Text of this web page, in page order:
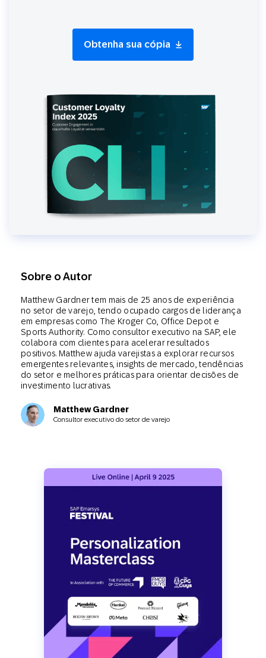
Obtenha sua cópia
Sobre o Autor
Matthew Gardner tem mais de 25 anos de experiência
no setor de varejo, tendo ocupado cargos de liderança
em empresas como The Kroger Co, Office Depot e
Sports Authority. Como consultor executivo na SAP, ele
colabora com clientes para acelerar resultados
positivos. Matthew ajuda varejistas a explorar recursos
emergentes relevantes, insights de mercado, tendências
do setor e melhores práticas para orientar decisões de
investimento lucrativas.
Matthew Gardner
Consultor executivo do setor de varejo